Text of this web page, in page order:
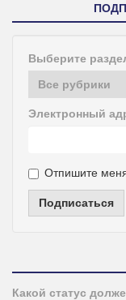
Выберите
Электронный
Отпишите
Подписаться
Какой статус